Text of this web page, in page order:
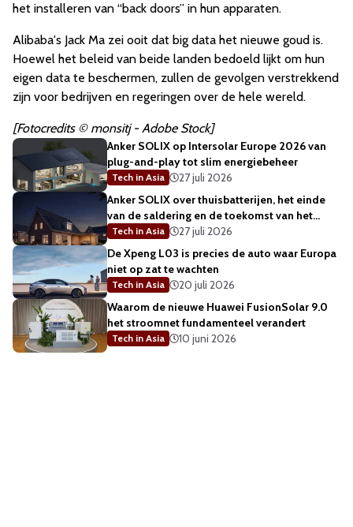
het installeren van “back doors” in hun apparaten.
Alibaba's Jack Ma zei ooit dat big data het nieuwe goud is.
Hoewel het beleid van beide landen bedoeld lijkt om hun
eigen data te beschermen, zullen de gevolgen verstrekkend
zijn voor bedrijven en regeringen over de hele wereld.
[Fotocredits © monsitj - Adobe Stock]
Anker SOLIX op Intersolar Europe 2026 van
plug-and-play tot slim energiebeheer
Tech in Asia
27 juli 2026
Anker SOLIX over thuisbatterijen, het einde
van de saldering en de toekomst van het
energienet
Tech in Asia
27 juli 2026
De Xpeng L03 is precies de auto waar Europa
niet op zat te wachten
Tech in Asia
20 juli 2026
Waarom de nieuwe Huawei FusionSolar 9.0
het stroomnet fundamenteel verandert
Tech in Asia 10 juni 2026